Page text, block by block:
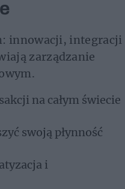
innowacji, integracji
zarządzanie
na całym świecie
swoją płynność
i